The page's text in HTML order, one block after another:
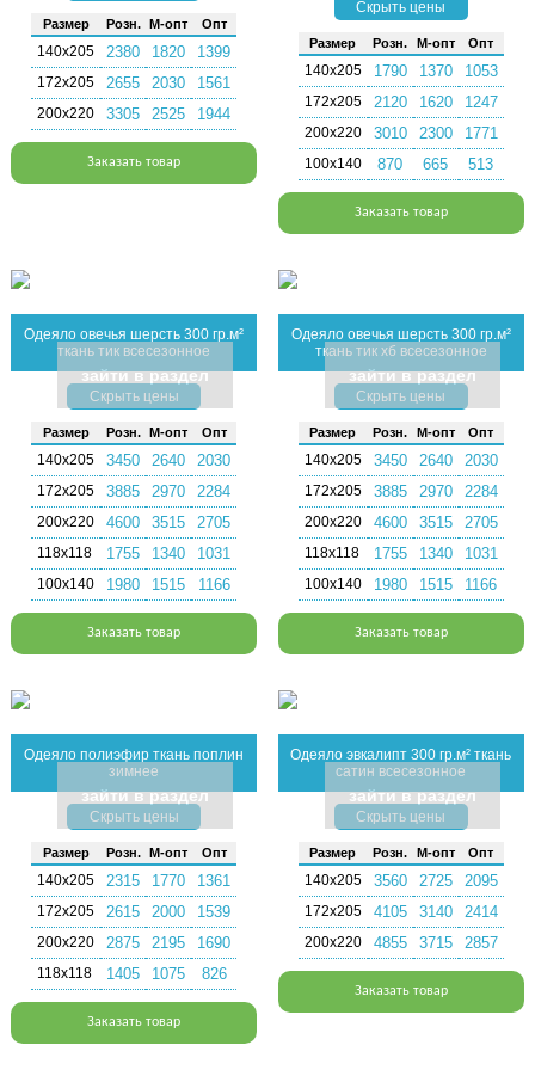
Раз­мер Розн. М-опт Опт
140х205 2380 1820 1399
172х205 2655 2030 1561
200х220 3305 2525 1944
Заказать товар
Скрыть цены
Раз­мер Розн. М-опт Опт
140х205 1790 1370 1053
172х205 2120 1620 1247
200х220 3010 2300 1771
100х140 870 665 513
Заказать товар
Одеяло овечья шерсть 300 гр.м²
ткань тик всесезонное
зайти в раздел
Скрыть цены
Раз­мер Розн. М-опт Опт
140х205 3450 2640 2030
172х205 3885 2970 2284
200х220 4600 3515 2705
118х118 1755 1340 1031
100х140 1980 1515 1166
Заказать товар
Одеяло овечья шерсть 300 гр.м²
ткань тик хб всесезонное
зайти в раздел
Скрыть цены
Раз­мер Розн. М-опт Опт
140х205 3450 2640 2030
172х205 3885 2970 2284
200х220 4600 3515 2705
118х118 1755 1340 1031
100х140 1980 1515 1166
Заказать товар
Одеяло полиэфир ткань поплин
зимнее
зайти в раздел
Скрыть цены
Раз­мер Розн. М-опт Опт
140х205 2315 1770 1361
172х205 2615 2000 1539
200х220 2875 2195 1690
118х118 1405 1075 826
Заказать товар
Одеяло эвкалипт 300 гр.м² ткань
сатин всесезонное
зайти в раздел
Скрыть цены
Раз­мер Розн. М-опт Опт
140х205 3560 2725 2095
172х205 4105 3140 2414
200х220 4855 3715 2857
Заказать товар